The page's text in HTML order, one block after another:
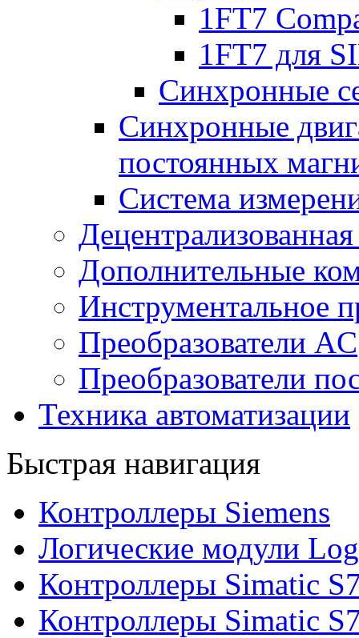
1FT7
1FT7 для
Синхронные
Синхронные
постоянных
Система
Дополнительные
Инструментальное
Преобразователи AC
Преобразователи
Техника автоматизации
Быстрая навигация
Контроллеры Siemens
Логические модули
Контроллеры Simatic
Контроллеры Simatic